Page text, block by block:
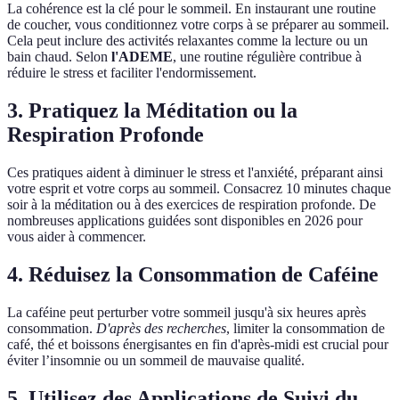
La cohérence est la clé pour le sommeil. En instaurant une routine
de coucher, vous conditionnez votre corps à se préparer au sommeil.
Cela peut inclure des activités relaxantes comme la lecture ou un
bain chaud. Selon l'ADEME, une routine régulière contribue à
réduire le stress et faciliter l'endormissement.
3. Pratiquez la Méditation ou la
Respiration Profonde
Ces pratiques aident à diminuer le stress et l'anxiété, préparant ainsi
votre esprit et votre corps au sommeil. Consacrez 10 minutes chaque
soir à la méditation ou à des exercices de respiration profonde. De
nombreuses applications guidées sont disponibles en 2026 pour
vous aider à commencer.
4. Réduisez la Consommation de Caféine
La caféine peut perturber votre sommeil jusqu'à six heures après
consommation. D'après des recherches, limiter la consommation de
café, thé et boissons énergisantes en fin d'après-midi est crucial pour
éviter l’insomnie ou un sommeil de mauvaise qualité.